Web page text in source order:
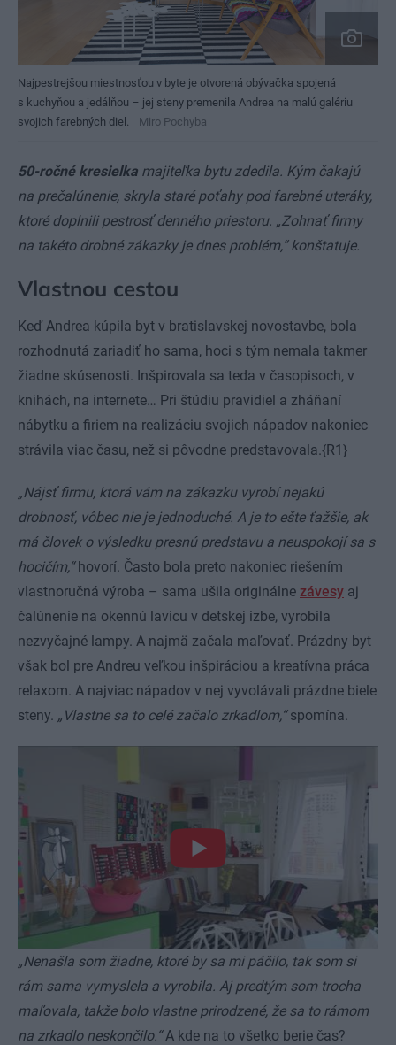
Najpestrejšou miestnosťou v byte je otvorená obývačka spojená
s kuchyňou a jedálňou – jej steny premenila Andrea na malú galériu
svojich farebných diel.
Miro Pochyba
50-ročné kresielka majiteľka bytu zdedila. Kým čakajú
na prečalúnenie, skryla staré poťahy pod farebné uteráky,
ktoré doplnili pestrosť denného priestoru. „Zohnať firmy
na takéto drobné zákazky je dnes problém,“ konštatuje.
Vlastnou cestou
Keď Andrea kúpila byt v bratislavskej novostavbe, bola
rozhodnutá zariadiť ho sama, hoci s tým nemala takmer
žiadne skúsenosti. Inšpirovala sa teda v časopisoch, v
knihách, na internete… Pri štúdiu pravidiel a zháňaní
nábytku a firiem na realizáciu svojich nápadov nakoniec
strávila viac času, než si pôvodne predstavovala.{R1}
„Nájsť firmu, ktorá vám na zákazku vyrobí nejakú
drobnosť, vôbec nie je jednoduché. A je to ešte ťažšie, ak
má človek o výsledku presnú predstavu a neuspokojí sa s
hocičím,“hovorí. Často bola preto nakoniec riešením
vlastnoručná výroba – sama ušila originálne závesy aj
čalúnenie na okennú lavicu v detskej izbe, vyrobila
nezvyčajné lampy. A najmä začala maľovať. Prázdny byt
však bol pre Andreu veľkou inšpiráciou a kreatívna práca
relaxom. A najviac nápadov v nej vyvolávali prázdne biele
steny. „Vlastne sa to celé začalo zrkadlom,“spomína.
„Nenašla som žiadne, ktoré by sa mi páčilo, tak som si
rám sama vymyslela a vyrobila. Aj predtým som trocha
maľovala, takže bolo vlastne prirodzené, že sa to rámom
na zrkadlo neskončilo.“A kde na to všetko berie čas?